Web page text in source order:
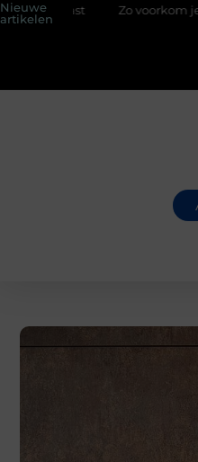
Nieuwe
artikelen
Zo voorkom je een